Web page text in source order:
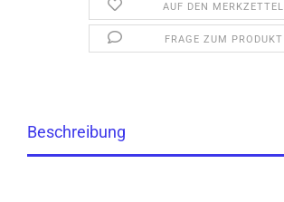
AUF DEN MERKZETTEL
FRAGE ZUM PRODUKT
Beschreibung